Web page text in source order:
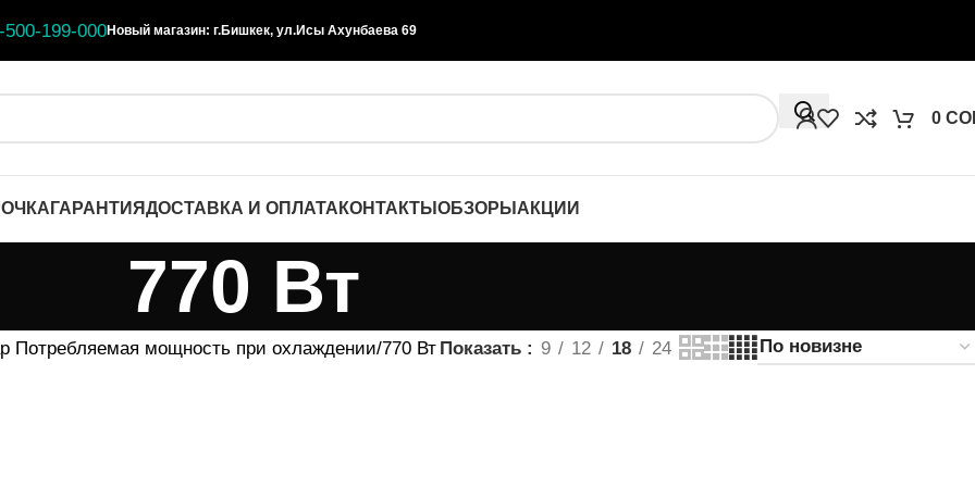
500-199-000Новый магазин: г.Бишкек, ул.Исы Ахунбаева 69
0
ГАРАНТИЯДОСТАВКА И ОПЛАТА КОНТАКТЫ ОБЗОРЫ АКЦИИ
770 Вт
Потребляемая мощность при охлаждении 770 Вт Показать 9 12 18 24